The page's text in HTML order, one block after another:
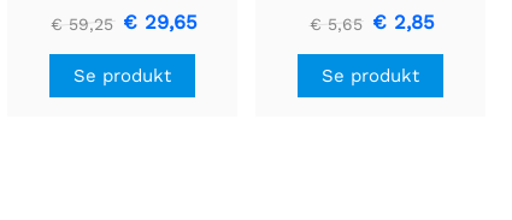
Evalueringssæt, NFC-
læser + TF-kort + USB-
kabel
€ 59,25 € 29,65
Se produkt
kompatibel med Arduino
€ 5,65 € 2,85
Se produkt